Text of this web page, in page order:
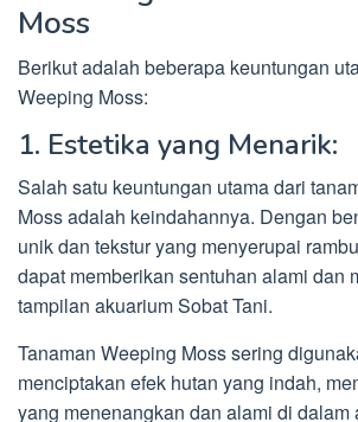
Moss
Berikut adalah beberapa keuntungan
Weeping Moss:
1. Estetika yang Menarik:
Salah satu keuntungan utama dari
Moss adalah keindahannya. Dengan
unik dan tekstur yang menyerupai
dapat memberikan sentuhan alami dan
tampilan akuarium Sobat Tani.
Tanaman Weeping Moss sering
menciptakan efek hutan yang indah,
yang menenangkan dan alami di dalam